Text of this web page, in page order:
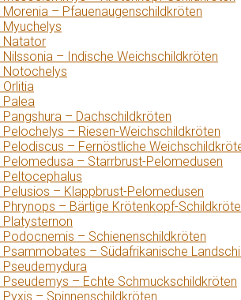
Morenia – Pfauenaugenschildkröten
Myuchelys
Natator
Nilssonia – Indische Weichschildkröten
Notochelys
Palea
Pangshura – Dachschildkröten
Pelochelys – Riesen-Weichschildkröten
Pelodiscus – Fernöstliche
Pelomedusa – Starrbrust-Pelomedusen
Peltocephalus
Pelusios – Klappbrust-Pelomedusen
Phrynops – Bärtige Krötenkopf-
Platysternon
Podocnemis – Schienenschildkröten
Psammobates – Südafrikanische
Pseudemydura
Pseudemys – Echte Schmuckschildkröten
Pyxis – Spinnenschildkröten